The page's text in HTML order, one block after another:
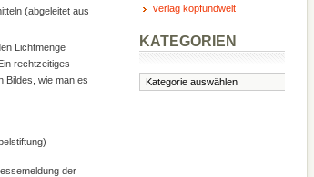
(abgeleitet aus
Lichtmenge
rechtzeitiges
Bildes, wie man es
der
verlag kopfundwelt
KATEGORIEN
Kategorien